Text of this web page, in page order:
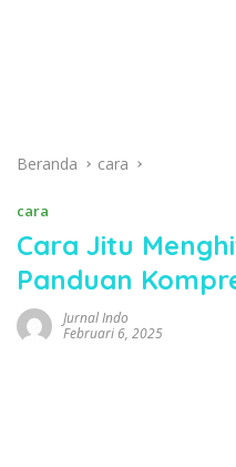
Beranda cara
cara
Cara Jitu
Panduan
Jurnal Indo
Februari 6, 2025